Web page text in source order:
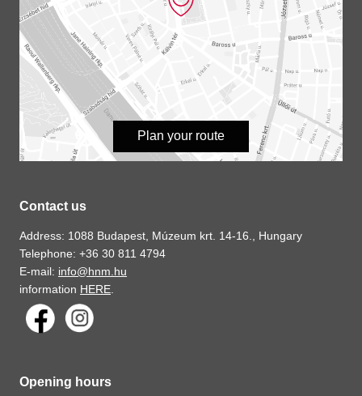
Plan your route
Contact us
Address: 1088 Budapest, Múzeum krt. 14-16., Hungary
Telephone: +36 30 811 4794
E-mail: info@hnm.hu
information HERE
Opening hours